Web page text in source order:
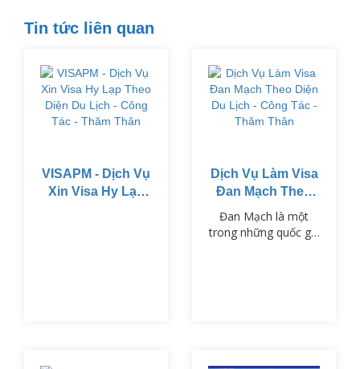
Tin tức liên quan
VISAPM - Dịch Vụ
Xin Visa Hy Lạp
Dịch Vụ Làm Visa
Đan Mạch Theo
Diện Du Lịch -
Công Tác - Thăm
Thân
Đan Mạch là một
trong những quốc gia